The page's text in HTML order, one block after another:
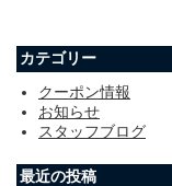
カテゴリー
クーポン情報
お知らせ
スタッフブログ
最近の投稿